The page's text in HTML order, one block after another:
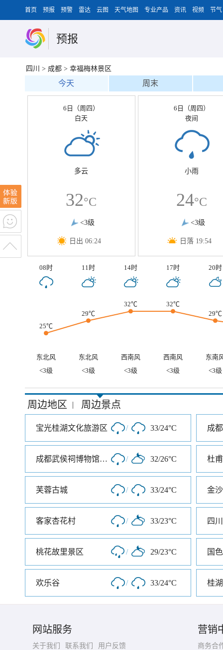
首页 预报 预警 雷达 云图 天气地图 专业产品 资讯 视频 节气
预报
四川 > 成都 > 幸福梅林景区
今天 周末
6日（周四）
白天
多云
32°C
<3级
日出 06:24
6日（周四）
夜间
小雨
24°C
<3级
日落 19:54
08时 11时 14时 17时 20时
25℃
29℃
32℃
32℃
29℃
东北风 东北风 西南风 西南风
东南
<3级
<3级 <3级 <3级 <3级
周边地区 | 周边景点
宝光桂湖文化旅游区 / 33/24°C
成都武侯祠博物馆南门 / 32/26°C 杜
芙蓉古城 / 33/24°C 金
客家杏花村 / 33/23°C 四
桃花故里景区 / 29/23°C 国
欢乐谷 / 33/24°C 桂
网站服务
关于我们 联系我们
用户反馈
营销
商务合